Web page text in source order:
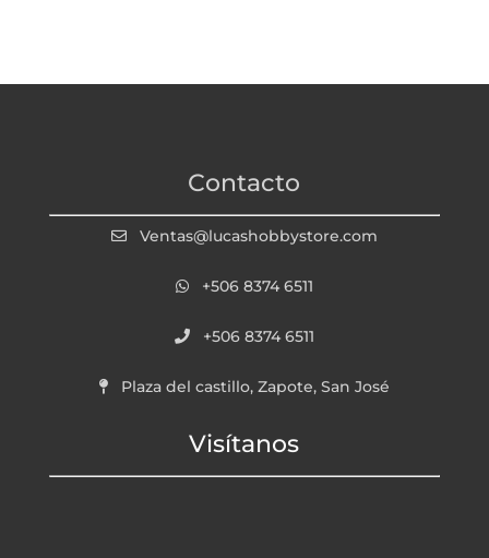
Contacto
Ventas@lucashobbystore.com
+506 8374 6511
+506 8374 6511
Plaza del castillo, Zapote, San José
Visítanos